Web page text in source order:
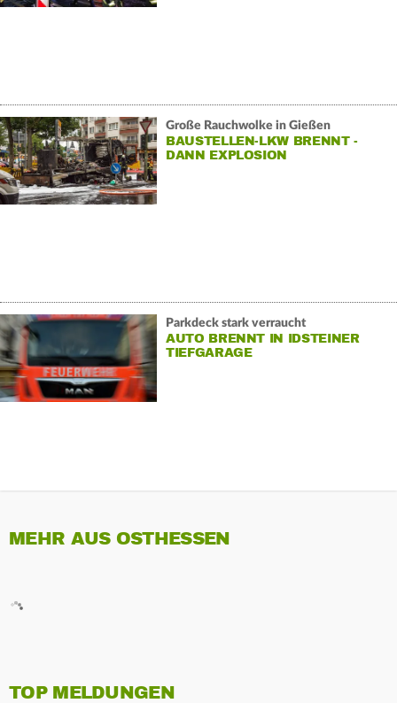
Große Rauchwolke in Gießen
BAUSTELLEN-LKW BRENNT -
DANN EXPLOSION
Parkdeck stark verraucht
AUTO BRENNT IN IDSTEINER
TIEFGARAGE
MEHR AUS OSTHESSEN
TOP MELDUNGEN